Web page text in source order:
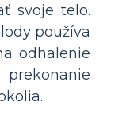
svoje telo.
používa
odhalenie